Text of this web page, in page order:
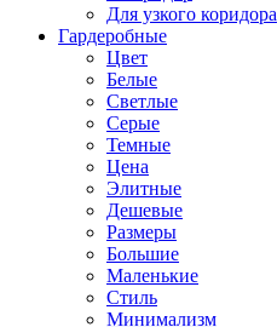
Для узкого коридора
Гардеробные
Цвет
Белые
Светлые
Серые
Темные
Цена
Элитные
Дешевые
Размеры
Большие
Маленькие
Стиль
Минимализм